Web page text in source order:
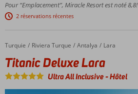
direct
à la
plage
sable
fin
avec
un
grand
Pour “Emplacement”, Miracle Resort est noté 8,8!
2 réservations récentes
Accueil
Turquie Riviera Turque Antalya Lara
Titanic Deluxe Lara
Titanic Deluxe Lara
Ultra All Inclusive-Hôtel